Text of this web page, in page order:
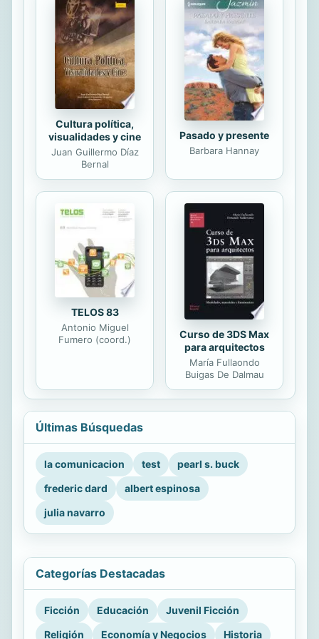
verdadera mistica. Ocasionalmente
tuvo experiencias espirituales
transcendentales, y a veces estuvo
mas en el plano eterico que en el
fisico. Sin embargo, sabia que esta
era una vida para estar en el...
Cultura política,
visualidades y cine
Juan Guillermo Díaz
Bernal
Pasado y presente
Barbara Hannay
TELOS 83
Antonio Miguel
Fumero (coord.)
Curso de 3DS Max
para arquitectos
María Fullaondo
Buigas De Dalmau
Últimas Búsquedas
la comunicacion test
pearl s. buck
frederic dard
albert espinosa
julia navarro
Categorías Destacadas
Ficción Educación
Juvenil Ficción
Religión
Economía y Negocios Historia